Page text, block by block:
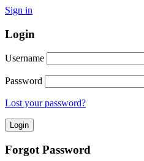
Sign in
Login
Username
Password
Lost your password?
Forgot Password